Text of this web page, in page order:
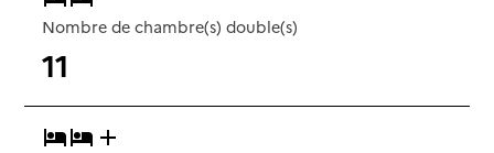
Nombre de chambre(s) double(s)
11